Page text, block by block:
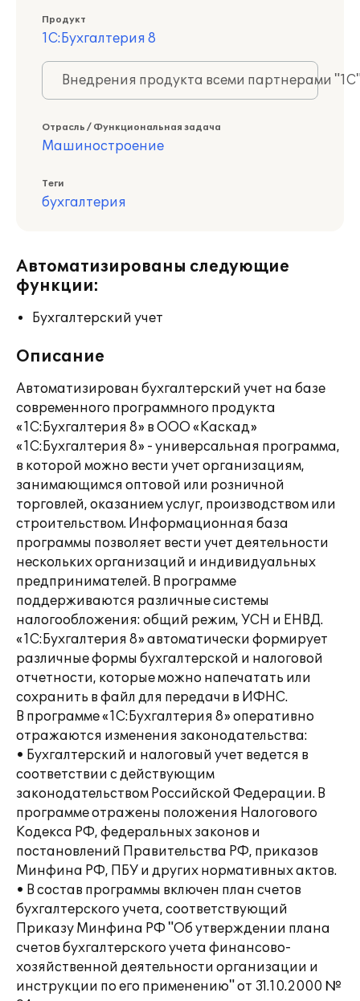
Продукт
1С:Бухгалтерия 8
Внедрения продукта всеми партнерами
Отрасль / Функциональная задача
Машиностроение
Теги
бухгалтерия
Автоматизированы следующие
функции:
Бухгалтерский учет
Описание
Автоматизирован бухгалтерский учет на базе
современного программного продукта
«1С:Бухгалтерия 8» в ООО «Каскад»
«1С:Бухгалтерия 8» - универсальная программа,
в которой можно вести учет организациям,
занимающимся оптовой или розничной
торговлей, оказанием услуг, производством или
строительством. Информационная база
программы позволяет вести учет деятельности
нескольких организаций и индивидуальных
предпринимателей. В программе
поддерживаются различные системы
налогообложения: общий режим, УСН и ЕНВД.
«1С:Бухгалтерия 8» автоматически формирует
различные формы бухгалтерской и налоговой
отчетности, которые можно напечатать или
сохранить в файл для передачи в ИФНС.
В программе «1С:Бухгалтерия 8» оперативно
отражаются изменения законодательства:
• Бухгалтерский и налоговый учет ведется в
соответствии с действующим
законодательством Российской Федерации. В
программе отражены положения Налогового
Кодекса РФ, федеральных законов и
постановлений Правительства РФ, приказов
Минфина РФ, ПБУ и других нормативных актов.
• В состав программы включен план счетов
бухгалтерского учета, соответствующий
Приказу Минфина РФ "Об утверждении плана
счетов бухгалтерского учета финансово-
хозяйственной деятельности организации и
инструкции по его применению" от 31.10.2000 №